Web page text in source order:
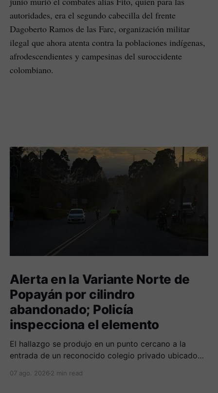
autoridades, era el segundo cabecilla del frente
Dagoberto Ramos de las Farc, organización militar
ilegal que ahora atenta contra la poblaciones indígenas,
afrodescendientes y campesinas del suroccidente
colombiano.
Alerta en la Variante Norte de
Popayán por cilindro
abandonado; Policía
inspecciona el elemento
El hallazgo se produjo en un punto cercano a la
entrada de un reconocido colegio privado ubicado
07 ago. 2026 2 min read